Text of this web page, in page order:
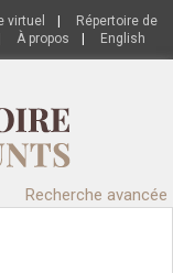
virtuel
Répertoire de
À propos English
Recherche avancée